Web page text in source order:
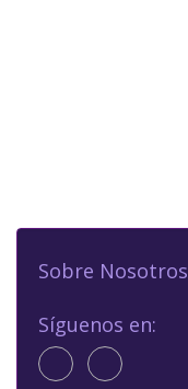
Sobre Nosotros
Síguenos en: